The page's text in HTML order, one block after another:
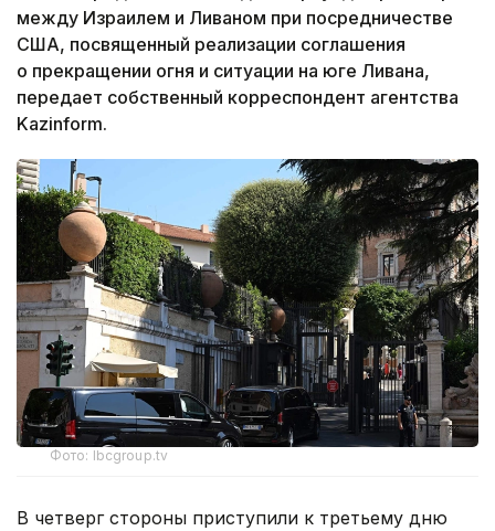
между Израилем и Ливаном при посредничестве
США, посвященный реализации соглашения
о прекращении огня и ситуации на юге Ливана,
передает собственный корреспондент агентства
Kazinform.
Фото: lbcgroup.tv
В четверг стороны приступили к третьему дню